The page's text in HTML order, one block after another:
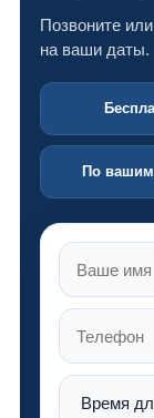
Позвоните
на ваши даты.
По